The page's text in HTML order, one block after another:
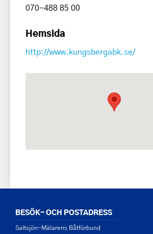
070-488 85 00
Hemsida
http://www.kungsbergabk.se/
BESÖK- OCH POSTADRESS
Saltsjön-Mälarens Båtförbund